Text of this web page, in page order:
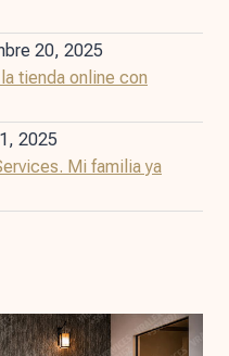
20, 2025
tienda online con
2025
Mi familia ya